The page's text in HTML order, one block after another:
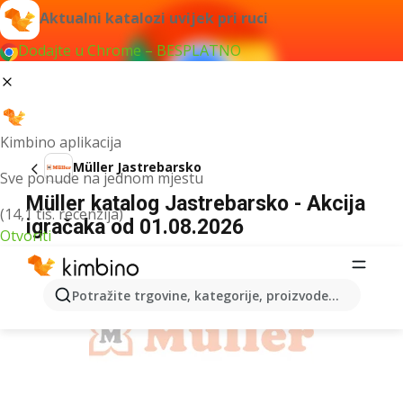
Aktualni katalozi uvijek pri ruci
Dodajte u Chrome – BESPLATNO
Kimbino aplikacija
Sve ponude na jednom mjestu
(14,1 tis. recenzija)
Otvoriti
Potražite trgovine, kategorije, proizvode...
Müller Jastrebarsko
Müller katalog Jastrebarsko - Akcija
igračaka od 01.08.2026